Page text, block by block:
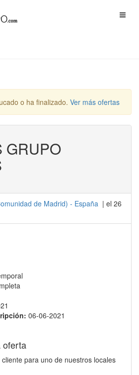
o ha finalizado. Ver más ofertas
GRUPO
de Madrid) - España | el 26
06-06-2021
oferta
para uno de nuestros locales